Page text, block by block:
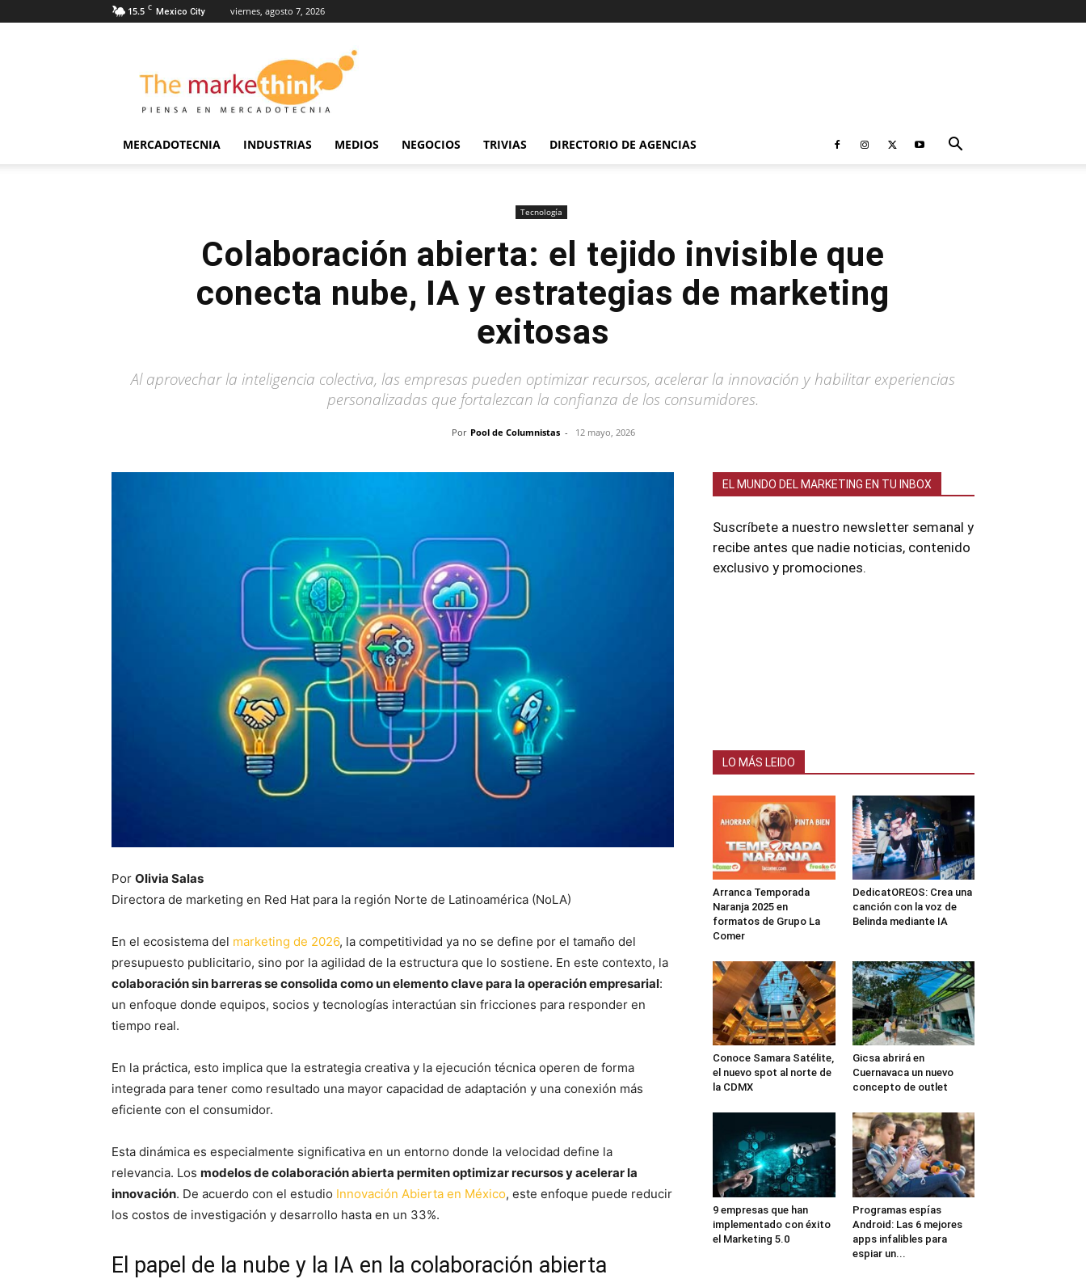
15.5 C Mexico City viernes, agosto 7, 2026
Markethink
MERCADOTECNIA INDUSTRIAS MEDIOS NEGOCIOS TRIVIAS DIRECTORIO DE AGENCIAS
Tecnología
Colaboración abierta: el tejido invisible que
conecta nube, IA y estrategias de marketing
exitosas
Al aprovechar la inteligencia colectiva, las empresas pueden optimizar recursos, acelerar la innovación y habilitar experiencias
personalizadas que fortalezcan la confianza de los consumidores.
Por Pool de Columnistas - 12 mayo, 2026
Por Olivia Salas
Directora de marketing en Red Hat para la región Norte de Latinoamérica (NoLA)
En el ecosistema del marketing de 2026, la competitividad ya no se define por el tamaño del
presupuesto publicitario, sino por la agilidad de la estructura que lo sostiene. En este contexto, la
colaboración sin barreras se consolida como un elemento clave para la operación empresarial:
un enfoque donde equipos, socios y tecnologías interactúan sin fricciones para responder en
tiempo real.
En la práctica, esto implica que la estrategia creativa y la ejecución técnica operen de forma
integrada para tener como resultado una mayor capacidad de adaptación y una conexión más
eficiente con el consumidor.
Esta dinámica es especialmente significativa en un entorno donde la velocidad define la
relevancia. Los modelos de colaboración abierta permiten optimizar recursos y acelerar la
innovación. De acuerdo con el estudio Innovación Abierta en México, este enfoque puede reducir
los costos de investigación y desarrollo hasta en un 33%.
El papel de la nube y la IA en la colaboración abierta
EL MUNDO DEL MARKETING EN TU INBOX
Suscríbete a nuestro newsletter semanal y
recibe antes que nadie noticias, contenido
exclusivo y promociones.
LO MÁS LEIDO
Arranca Temporada
Naranja 2025 en
formatos de Grupo La
Comer
DedicatOREOS: Crea una
canción con la voz de
Belinda mediante IA
Conoce Samara Satélite,
el nuevo spot al norte de
la CDMX
Gicsa abrirá en
Cuernavaca un nuevo
concepto de outlet
9 empresas que han
implementado con éxito
el Marketing 5.0
Programas espías
Android: Las 6 mejores
apps infalibles para
espiar un...